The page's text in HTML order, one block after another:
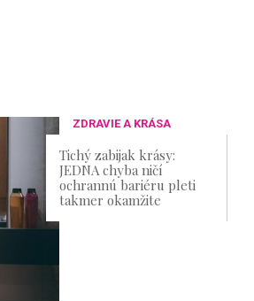
ZDRAVIE A KRÁSA
Tichý zabijak krásy:
JEDNA chyba ničí
ochrannú bariéru pleti
takmer okamžite